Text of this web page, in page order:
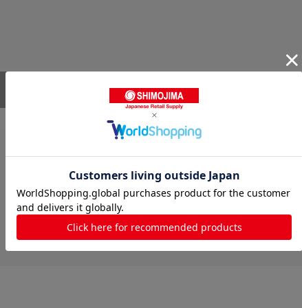
レビューはありません。